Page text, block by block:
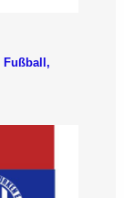
Fußball,